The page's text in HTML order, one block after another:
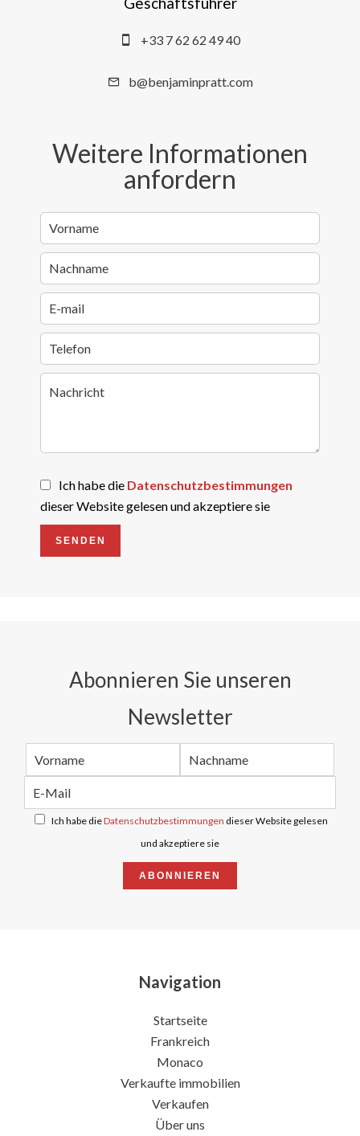
+33 7 62 62 49 40
b@benjaminpratt.com
Weitere Informationen
anfordern
Ich habe die Datenschutzbestimmungen
dieser Website gelesen und akzeptiere sie
SENDEN
Abonnieren Sie unseren
Newsletter
Ich habe dieDatenschutzbestimmungen dieser Website gelesen
und akzeptiere sie
ABONNIEREN
Navigation
Startseite
Frankreich
Monaco
Verkaufte immobilien
Verkaufen
Über uns